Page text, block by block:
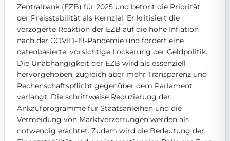
Get Involved
Become a member: Join us to advance digital democracy
Volunteer:Contribute your skills in technology, design,
Support democracy:Help us strengthen accountability
Zentralbank (EZB) für 2025 und betont die Priorität
der Preisstabilität als Kernziel. Er kritisiert die
verzögerte Reaktion der EZB auf die hohe Inflation
nach der COVID-19-Pandemie und fordert eine
datenbasierte, vorsichtige Lockerung der Geldpolitik.
Die Unabhängigkeit der EZB wird als essenziell
hervorgehoben, zugleich aber mehr Transparenz und
Rechenschaftspflicht gegenüber dem Parlament
verlangt. Die schrittweise Reduzierung der
Ankaufprogramme für Staatsanleihen und die
Vermeidung von Marktverzerrungen werden als
notwendig erachtet. Zudem wird die Bedeutung der